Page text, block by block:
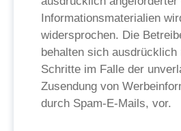
Informationsmaterialien
widersprochen. Die
behalten sich ausdrücklich
Schritte im Falle der
Zusendung von
durch Spam-E-Mails, vor.